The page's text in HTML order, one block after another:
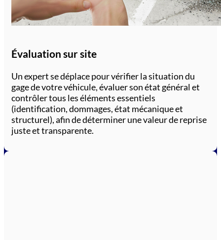
Évaluation sur site
Un expert se déplace pour vérifier la situation du
gage de votre véhicule, évaluer son état général et
contrôler tous les éléments essentiels
(identification, dommages, état mécanique et
structurel), afin de déterminer une valeur de reprise
juste et transparente.